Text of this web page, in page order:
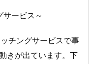
サービス～
チングサービスで事
きが出ています。下